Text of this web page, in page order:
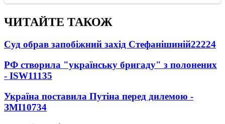
ЧИТАЙТЕ ТАКОЖ
Суд обрав запобіжний захід Стефанішиній22224
РФ створила "українську бригаду" з полонених
- ISW11135
Україна поставила Путіна перед дилемою -
ЗМІ10734